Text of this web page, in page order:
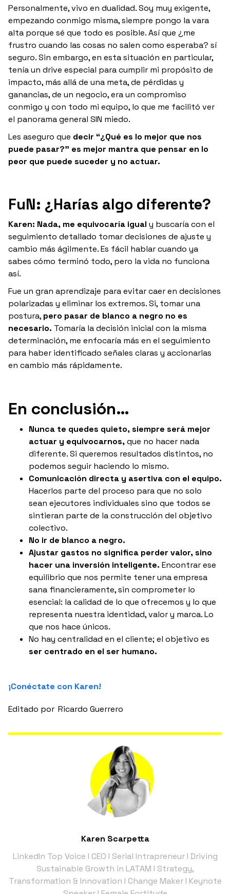
Personalmente, vivo en dualidad. Soy muy exigente,
empezando conmigo misma, siempre pongo la vara
alta porque sé que todo es posible. Así que ¿me
frustro cuando las cosas no salen como esperaba? sí
seguro. Sin embargo, en esta situación en particular,
tenía un drive especial para cumplir mi propósito de
impacto, más allá de una meta, de pérdidas y
ganancias, de un negocio, era un compromiso
conmigo y con todo mi equipo, lo que me facilitó ver
el panorama general SIN miedo.
Les aseguro que decir “¿Qué es lo mejor que nos
puede pasar?” es mejor mantra que pensar en lo
peor que puede suceder y no actuar.
FuN: ¿Harías algo diferente?
Karen: Nada, me equivocaría igual y buscaría con el
seguimiento detallado tomar decisiones de ajuste y
cambio más ágilmente. Es fácil hablar cuando ya
sabes cómo terminó todo, pero la vida no funciona
así.
Fue un gran aprendizaje para evitar caer en decisiones
polarizadas y eliminar los extremos. Si, tomar una
postura, pero pasar de blanco a negro no es
necesario. Tomaría la decisión inicial con la misma
determinación, me enfocaría más en el seguimiento
para haber identificado señales claras y accionarlas
en cambio más rápidamente.
En conclusión…
Nunca te quedes quieto, siempre será mejor
actuar y equivocarnos,que no hacer nada
diferente. Si queremos resultados distintos, no
podemos seguir haciendo lo mismo.
Comunicación directa y asertiva con el equipo.
Hacerlos parte del proceso para que no solo
sean ejecutores individuales sino que todos se
sintieran parte de la construcción del objetivo
colectivo.
No ir de blanco a negro.
Ajustar gastos no significa perder valor, sino
hacer una inversión inteligente. Encontrar ese
equilibrio que nos permite tener una empresa
sana financieramente, sin comprometer lo
esencial: la calidad de lo que ofrecemos y lo que
representa nuestra identidad, valor y marca. Lo
que nos hace únicos.
No hay centralidad en el cliente; el objetivo es
ser centrado en el ser humano.
¡Conéctate con Karen!
Editado por Ricardo Guerrero
Karen Scarpetta
LinkedIn Top Voice I CEO I Serial Intrapreneur I Driving
Sustainable Growth in LATAM I Strategy,
Transformation & Innovation I Change Maker I Keynote